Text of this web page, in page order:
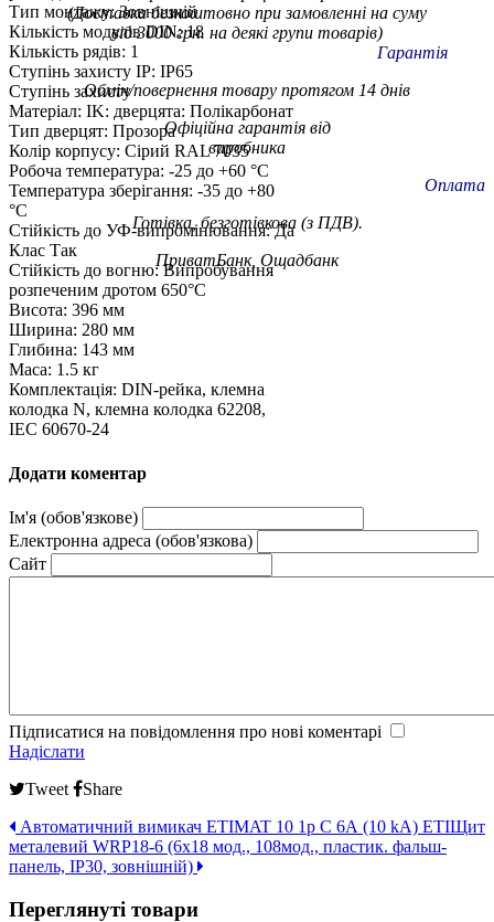
(Доставка безкоштовно при замовленні на суму
від 3000 грн. на деякі групи товарів)
Гарантія
Обмін/повернення товару протягом 14 днів
Офіційна гарантія від
виробника
Оплата
Готівка, безготівкова (з ПДВ).
ПриватБанк, Ощадбанк
Тип монтажу: Зовнішній
Кількість модулів DIN: 18
Кількість рядів: 1
Ступінь захисту IP: IP65
Ступінь захисту
Матеріал: IK: дверцята: Полікарбонат
Тип дверцят: Прозора
Колір корпусу: Сірий RAL 7035
Робоча температура: -25 до +60 °C
Температура зберігання: -35 до +80
°C
Стійкість до УФ-випромінювання: Да
Клас Так
Стійкість до вогню: Випробування
розпеченим дротом 650°C
Висота: 396 мм
Ширина: 280 мм
Глибина: 143 мм
Маса: 1.5 кг
Комплектація: DIN-рейка, клемна
колодка N, клемна колодка 62208,
IEC 60670-24
Додати коментар
Ім'я (обов'язкове)
Електронна адреса (обов'язкова)
Сайт
Підписатися на повідомлення про нові коментарі
Надіслати
Tweet
Share
Автоматичний вимикач ETIMAT 10 1p C 6А (10 kA) ETIЩит
металевий WRP18-6 (6х18 мод., 108мод., пластик. фальш-
панель, IP30, зовнішній)
Переглянуті товари